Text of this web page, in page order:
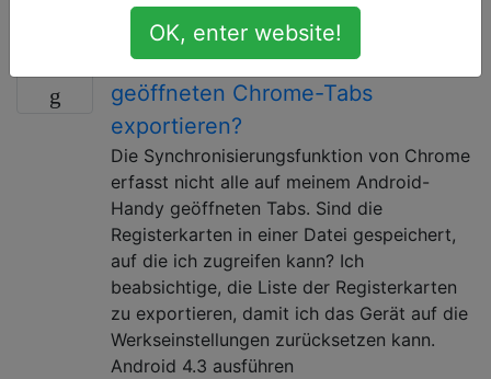
oder nur damit zusammenhängende Probleme betrifft
Wie kann ich die Liste der
geöffneten Chrome-Tabs
exportieren?
Die Synchronisierungsfunktion von Chrome
erfasst nicht alle auf meinem Android-
Handy geöffneten Tabs. Sind die
Registerkarten in einer Datei gespeichert,
auf die ich zugreifen kann? Ich
beabsichtige, die Liste der Registerkarten
zu exportieren, damit ich das Gerät auf die
Werkseinstellungen zurücksetzen kann.
Android 4.3 ausführen
OK, enter website!